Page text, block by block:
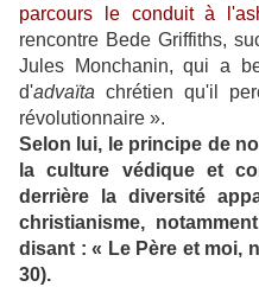
parcours le conduit à
rencontre Bede Griffiths,
Jules Monchanin, qui a
d'advaïta chrétien qu'il
révolutionnaire ».
Selon lui, le principe de
la culture védique et
derrière la diversité
christianisme,
disant : « Le Père et moi,
30).